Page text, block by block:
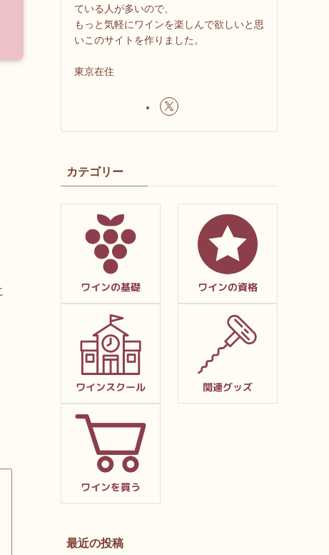
ている人が多いので、
もっと気軽にワインを楽しんで欲しいと思
いこのサイトを作りました。
東京在住
カテゴリー
最近の投稿